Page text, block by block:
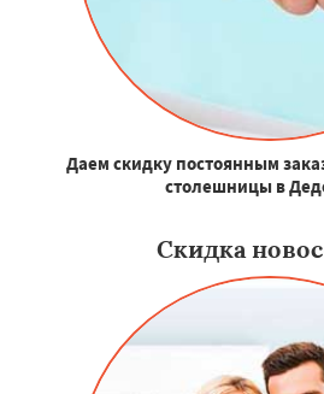
Даем скидку постоянным
столешницы в
Скидка